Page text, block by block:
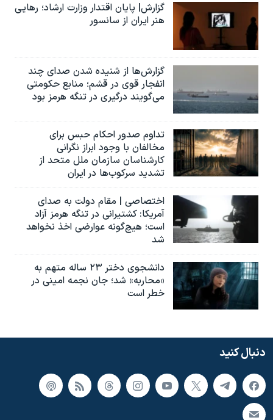
گزارش| پایان اقتدار وزارت ارشاد؛ رهایی
هنر ایران از سانسور
گزارش‌ها از شنیده شدن صدای چند
انفجار قوی در قشم؛ منابع حکومتی
می‌گویند درگیری در تنگه هرمز بود
تداوم صدور احکام حبس برای
مخالفان با وجود ابراز نگرانی
کارشناسان سازمان ملل متحد از
تشدید سرکوب‌ها در ایران
اختصاصی | مقام دولت به صدای
آمریکا: کشتیرانی در تنگه هرمز آزاد
است؛ هیچ‌گونه عوارضی اخذ نخواهد
شد
دانشجوی دختر ۲۳ ساله متهم به
«محاربه» شد؛ جان نجمه امینی در
خطر است
دنبال کنید